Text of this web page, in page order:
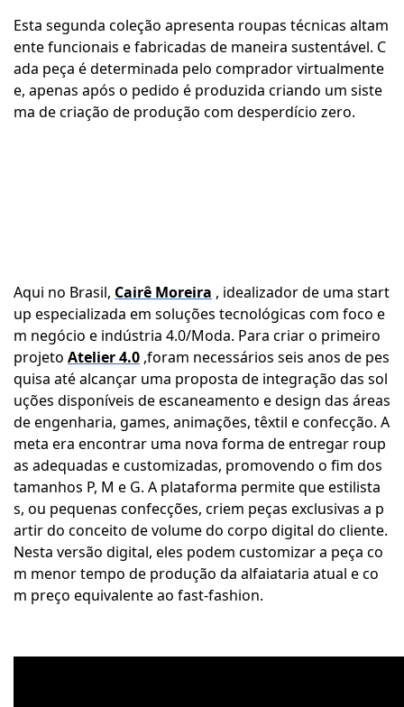
Esta segunda coleção apresenta roupas técnicas altam
ente funcionais e fabricadas de maneira sustentável. C
ada peça é determinada pelo comprador virtualmente
e, apenas após o pedido é produzida criando um siste
ma de criação de produção com desperdício zero.
Aqui no Brasil, Cairê Moreira , idealizador de uma start
up especializada em soluções tecnológicas com foco e
m negócio e indústria 4.0/Moda. Para criar o primeiro
projeto Atelier 4.0 ,foram necessários seis anos de pes
quisa até alcançar uma proposta de integração das sol
uções disponíveis de escaneamento e design das áreas
de engenharia, games, animações, têxtil e confecção. A
meta era encontrar uma nova forma de entregar roup
as adequadas e customizadas, promovendo o fim dos
tamanhos P, M e G. A plataforma permite que estilista
s, ou pequenas confecções, criem peças exclusivas a p
artir do conceito de volume do corpo digital do cliente.
Nesta versão digital, eles podem customizar a peça co
m menor tempo de produção da alfaiataria atual e co
m preço equivalente ao fast-fashion.